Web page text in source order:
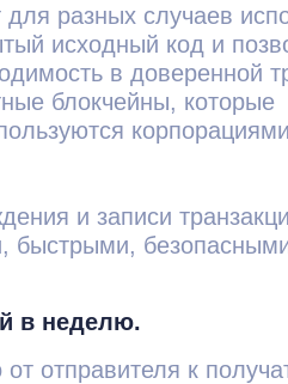
разных случаев
исходный код и
в доверенной
блокчейны, которые
и записи
быстрыми,
в неделю.
отправителя к